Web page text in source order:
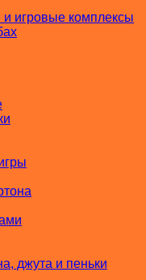
игровые комплексы
джута и пеньки